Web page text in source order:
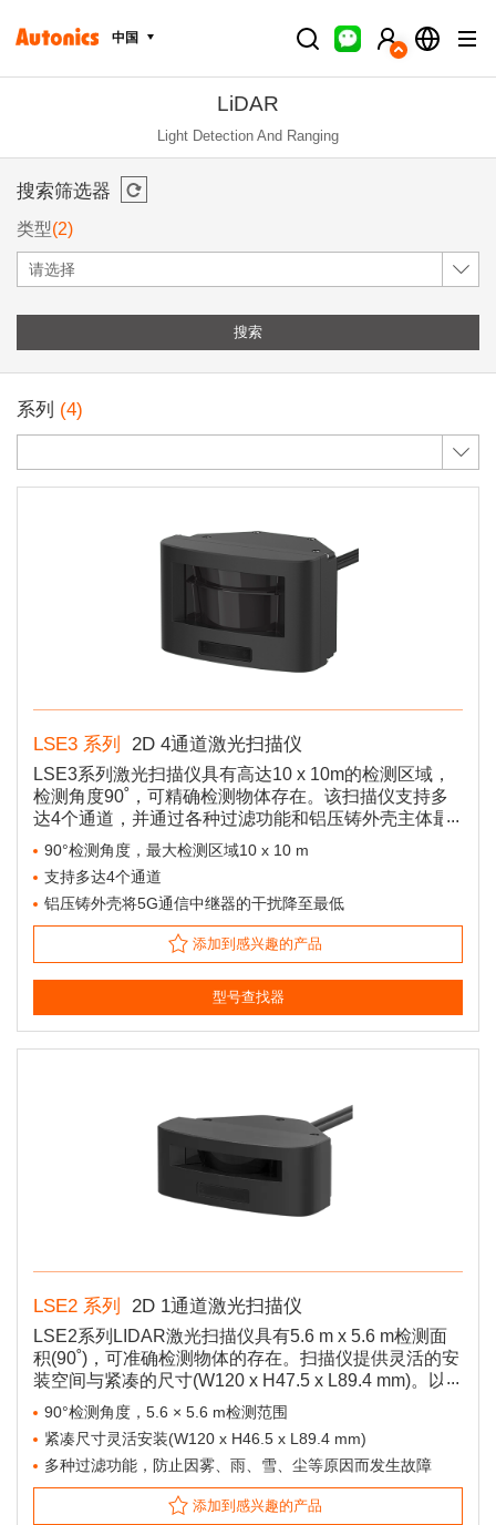
中国
LiDAR
Light Detection And Ranging
搜索筛选器
类型(2)
请选择
搜索
系列 (4)
LSE3 系列 2D 4通道激光扫描仪
LSE3系列激光扫描仪具有高达10 x 10m的检测区域，
检测角度90˚，可精确检测物体存在。该扫描仪支持多
达4个通道，并通过各种过滤功能和铝压铸外壳主体最
大限度地减少故障。用户可以使用专用的atLiDAR应用
程序使用LSE3系列，无需单独的遥控器。
90°检测角度，最大检测区域10 x 10 m
支持多达4个通道
铝压铸外壳将5G通信中继器的干扰降至最低
添加到感兴趣的产品
型号查找器
LSE2 系列 2D 1通道激光扫描仪
LSE2系列LIDAR激光扫描仪具有5.6 m x 5.6 m检测面
积(90˚)，可准确检测物体的存在。扫描仪提供灵活的安
装空间与紧凑的尺寸(W120 x H47.5 x L89.4 mm)。以
太网通信允许与PC轻松设置连接。用户还可通过移动
设备，使用专用atLIDAR软件进行配置和管理扫描仪，
从而无需单独的遥控器。
90°检测角度，5.6 × 5.6 m检测范围
紧凑尺寸灵活安装(W120 x H46.5 x L89.4 mm)
多种过滤功能，防止因雾、雨、雪、尘等原因而发生故障
添加到感兴趣的产品